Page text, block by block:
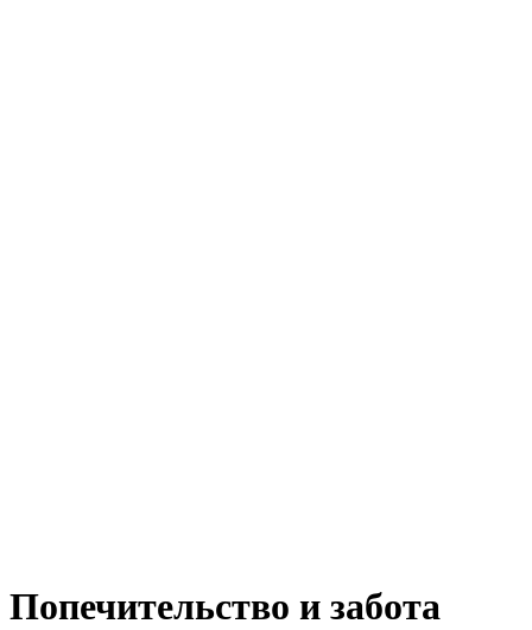
Попечительство и забота